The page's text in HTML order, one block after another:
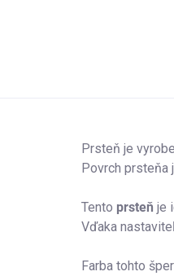
Prsteň je
Povrch prsteňa
Tento prsteň je
Vďaka
Farba tohto